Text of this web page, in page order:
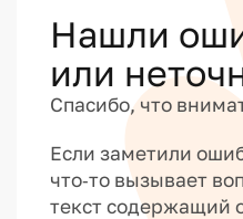
Нашли
или
Спасибо, что
Если заметили
что‑то вызывает
текст содержащий